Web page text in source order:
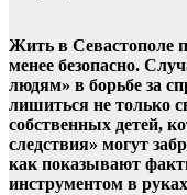
Жить в Севастополе
менее безопасно.
людям» в борьбе за
лишиться не только
собственных детей,
следствия» могут
как показывают
инструментом в